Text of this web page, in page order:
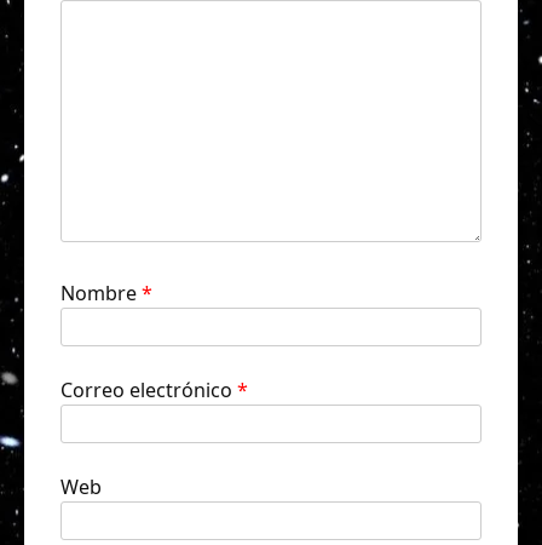
Nombre*
Correo electrónico *
Web